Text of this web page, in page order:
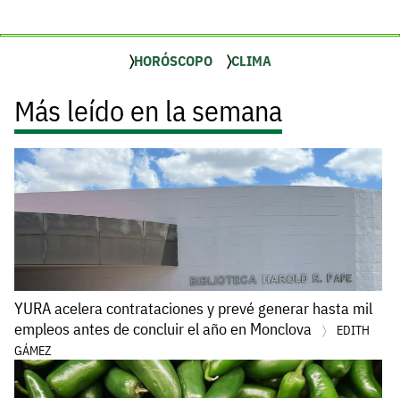
HORÓSCOPO CLIMA
Más leído en la semana
YURA acelera contrataciones y prevé generar hasta mil
empleos antes de concluir el año en Monclova
EDITH
GÁMEZ